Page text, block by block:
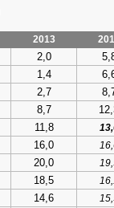
2013
2,0
1,4
2,7
8,7
11,8
16,0
20,0
18,5
14,6